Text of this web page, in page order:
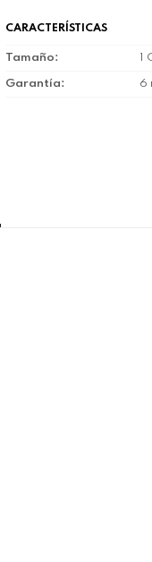
CARACTERÍSTICAS
Tamaño 1
Garantía 6